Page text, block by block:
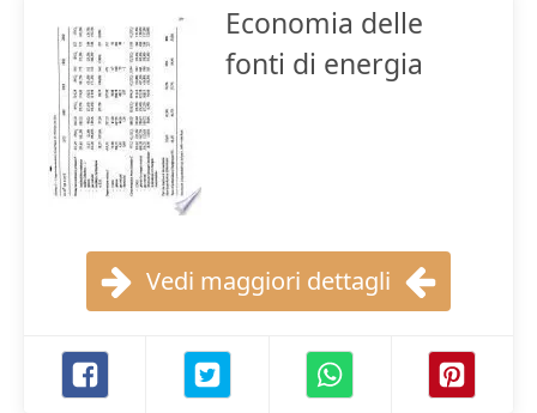
Economia delle
fonti di energia
Vedi maggiori dettagli